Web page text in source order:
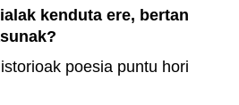
kenduta ere, bertan
poesia puntu hori